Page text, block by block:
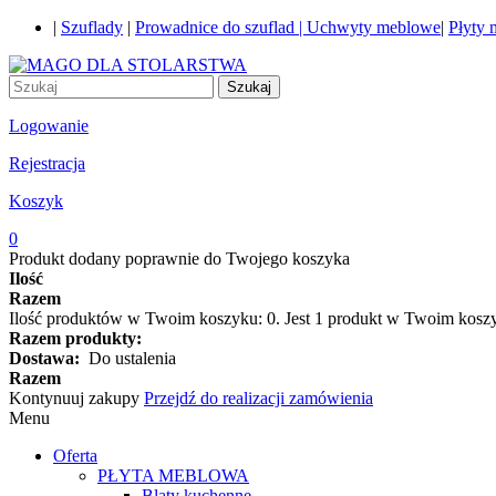
| Szuflady | Prowadnice do szuflad | Uchwyty meblowe| Płyty
Szukaj
Logowanie
Rejestracja
Koszyk
0
Produkt dodany poprawnie do Twojego koszyka
Ilość
Razem
Ilość produktów w Twoim koszyku: 0. Jest 1 produkt w Twoim
Razem produkty:
Dostawa: Do ustalenia
Razem
Kontynuuj zakupy Przejdź do realizacji zamówienia
Menu
Oferta
PŁYTA MEBLOWA